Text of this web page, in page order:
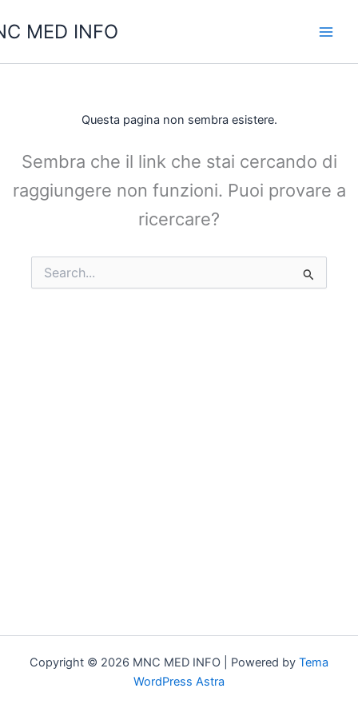
al
MED INFO
Questa pagina non sembra esistere.
Sembra che il link che stai cercando di
raggiungere non funzioni. Puoi provare a
ricercare?
Cerca:
Copyright © 2026 MNC MED INFO | Powered by Tema
WordPress Astra